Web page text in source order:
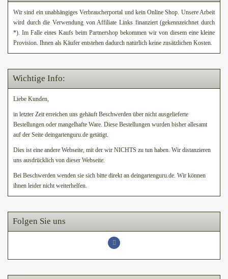
Wir sind ein unabhängiges Verbraucherportal und kein Online Shop. Unsere Arbeit
wird durch die Verwendung von Affiliate Links finanziert (gekennzeichnet durch
*). Im Falle eines Kaufs beim Partnershop bekommen wir von diesem eine kleine
Provision. Ihnen als Käufer entstehen dadurch natürlich keine zusätzlichen Kosten.
Wichtige Info:
Liebe Kunden,
in letzter Zeit erreichen uns gehäuft Beschwerden über nicht ausgelieferte
Bestellungen oder mangelhafte Ware. Diese Bestellungen wurden bisher allesamt
auf der Seite deingartenguru.de getätigt.
Dies ist eine andere Webseite, mit der wir NICHTS zu tun haben. Wir distanzieren
uns ausdrücklich von dieser Webseite.
Bei Beschwerden wenden sie sich bitte direkt an deingartenguru.de. Wir können
ihnen leider nicht weiterhelfen.
Folgen Sie uns